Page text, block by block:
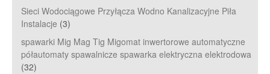
Sieci Wodociągowe Przyłącza Wodno Kanalizacyjne Piła
Instalacje (3)
spawarki Mig Mag Tig Migomat inwertorowe automatyczne
półautomaty spawalnicze spawarka elektryczna elektrodowa
(32)